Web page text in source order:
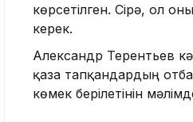
көрсетілген. Сірә, ол
керек.
Александр Терентьев
қаза тапқандардың
көмек берілетінін